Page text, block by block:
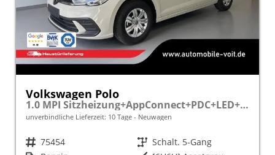
Volkswagen Polo
1.0 MPI Sitzheizung+AppConnect+PDC+LED+Touch+Lichtsensor+MultiLenkrad
unverbindliche Lieferzeit: 10 Tage Neuwagen
Fahrzeugnr. 75454 Getriebe Schalt. 5-Gang